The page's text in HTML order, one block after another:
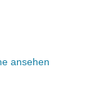
ansehen